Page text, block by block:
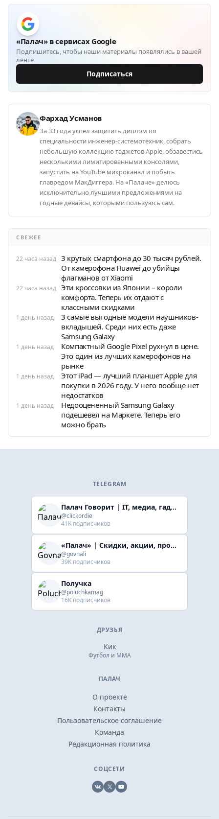
«Палач» в сервисах Google
Подпишитесь, чтобы наши материалы появлялись в вашей
ленте
Подписаться
Фархад Усманов
За 33 года успел защитить диплом по
специальности инженер-системотехник, собрать
небольшую коллекцию гаджетов Apple, обзавестись
несколькими лимитированными консолями,
запустить на YouTube микроканал и побыть
главредом МакДиггера. На «Палаче» делюсь
исключительно лучшими предложениями на
годные девайсы, которыми пользуюсь сам.
СВЕЖЕЕ
22 часа назад 3 крутых смартфона до 30 тысяч рублей.
От камерофона Huawei до убийцы
флагманов от Xiaomi
22 часа назад Эти кроссовки из Японии – короли
комфорта. Теперь их отдают с
классными скидками
1 день назад
3 самые выгодные модели наушников-
вкладышей. Среди них есть даже
Samsung Galaxy
1 день назад
Компактный Google Pixel рухнул в цене.
Это один из лучших камерофонов на
рынке
1 день назад
Этот iPad — лучший планшет Apple для
покупки в 2026 году. У него вообще нет
недостатков
1 день назад
Недооцененный Samsung Galaxy
подешевел на Маркете. Теперь его
можно брать
TELEGRAM
Палач Говорит | IT, медиа, гaджеты, скидки
@clickordie
41K подписчиков
«Палач» | Скидки, акции, промокоды
@govnali
39K подписчиков
Получка
@poluchkamag
16K подписчиков
ДРУЗЬЯ
Кик
Футбол и ММА
ПАЛАЧ
О проекте
Контакты
Пользовательское соглашение
Команда
Редакционная политика
СОЦСЕТИ
VK X YouTube